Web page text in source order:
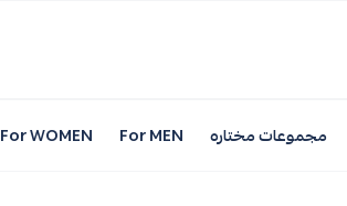
مجموعات مختاره For MEN
For WOMEN